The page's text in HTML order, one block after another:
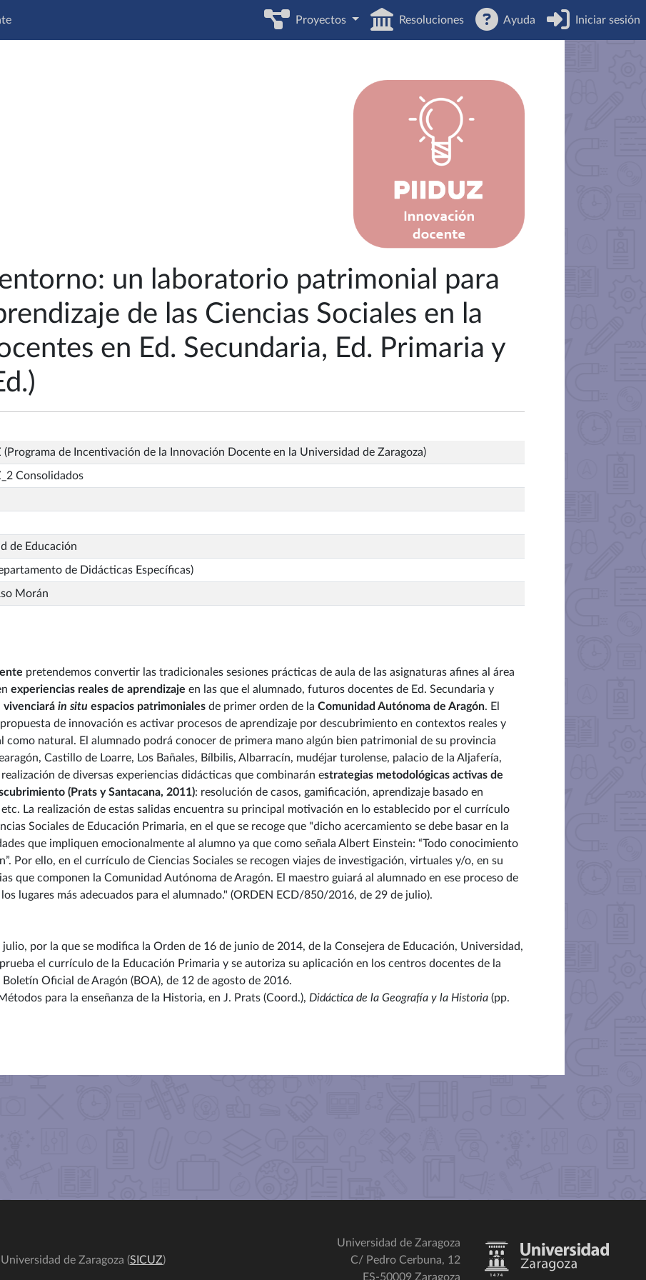
Proyectos Resoluciones Ayuda Iniciar sesión
un laboratorio patrimonial para
de las Ciencias Sociales en la
en Ed. Secundaria, Ed. Primaria y
(Programa de Incentivación de la Innovación Docente en la Universidad de Zaragoza)
Consolidados
de Educación
de Didácticas Específicas)
Morán
pretendemos convertir las tradicionales sesiones prácticas de aula de las asignaturas afines al área
experiencias reales de aprendizaje en las que el alumnado, futuros docentes de Ed. Secundaria y
vivenciará in situ espacios patrimoniales de primer orden de la Comunidad Autónoma de Aragón. El
de innovación es activar procesos de aprendizaje por descubrimiento en contextos reales y
natural. El alumnado podrá conocer de primera mano algún bien patrimonial de su provincia
Castillo de Loarre, Los Bañales, Bílbilis, Albarracín, mudéjar turolense, palacio de la Aljafería,
de diversas experiencias didácticas que combinarán estrategias metodológicas activas de
(Prats y Santacana, 2011): resolución de casos, gamificación, aprendizaje basado en
La realización de estas salidas encuentra su principal motivación en lo establecido por el currículo
Sociales de Educación Primaria, en el que se recoge que "dicho acercamiento se debe basar en la
que impliquen emocionalmente al alumno ya que como señala Albert Einstein: “Todo conocimiento
Por ello, en el currículo de Ciencias Sociales se recogen viajes de investigación, virtuales y/o, en su
que componen la Comunidad Autónoma de Aragón. El maestro guiará al alumnado en ese proceso de
lugares más adecuados para el alumnado." (ORDEN ECD/850/2016, de 29 de julio).
por la que se modifica la Orden de 16 de junio de 2014, de la Consejera de Educación, Universidad,
el currículo de la Educación Primaria y se autoriza su aplicación en los centros docentes de la
Oficial de Aragón (BOA), de 12 de agosto de 2016.
para la enseñanza de la Historia, en J. Prats (Coord.), Didáctica de la Geografía y la Historia (pp.
de Zaragoza (SICUZ)
Universidad de Zaragoza
C/ Pedro Cerbuna, 12
ES-50009 Zaragoza